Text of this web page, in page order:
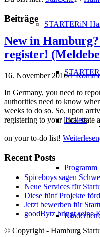
STARTERiN
Tickets
Programm
Beiträge
New in
register!
16. November 2016/1
In Germany, you need to
authorities need to know
weeks to do so. So, upon
registering to your local state
on your to-do list! Weiterlesen
Recent Posts
Spiceboys sagen
Neue Services für
Diese fünf Projekte
Jetzt bewerben für
goodBytz bringt seine
© Copyright - Hamburg